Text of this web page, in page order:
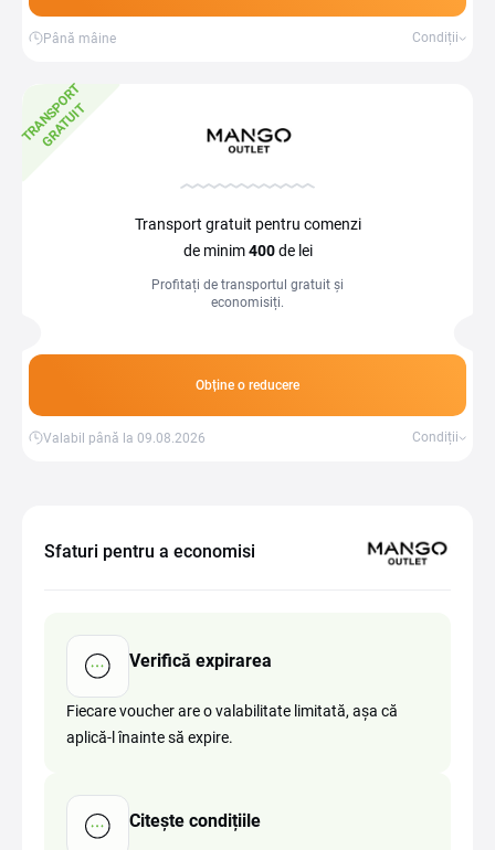
Până mâine Condiții
T
R
A
N
S
P
O
R
T
G
R
A
T
U
I
T
Transport gratuit pentru comenzi
de minim400de lei
Profitați de transportul gratuit și
economisiți.
Obține o reducere
Valabil până la 09.08.2026 Condiții
Sfaturi pentru a economisi
Verifică expirarea
Fiecare voucher are o valabilitate limitată, așa că
aplică-l înainte să expire.
Citește condițiile